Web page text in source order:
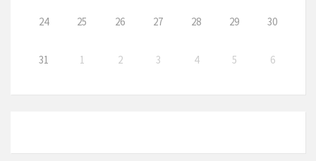
24 25 26 27 28 29 30
31 1 2 3 4 5 6